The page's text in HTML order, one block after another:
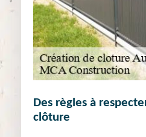
Des règles à
clôture